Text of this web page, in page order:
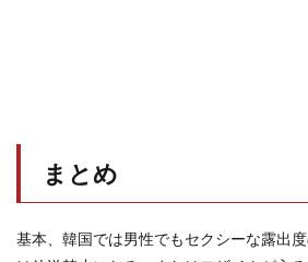
まとめ
基本、韓国では男性でもセクシーな露出